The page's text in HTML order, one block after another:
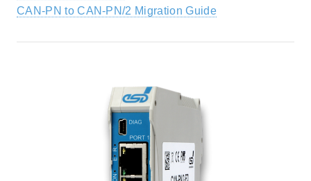
CAN-PN to CAN-PN/2 Migration Guide